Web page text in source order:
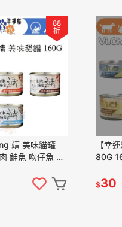
88
折
靖 美味貓罐
鮭魚 吻仔魚 蝦
罐頭
【幸
80G
$30